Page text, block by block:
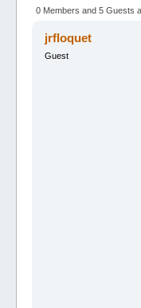
0 Members and 5 Guests
jrfloquet
Guest